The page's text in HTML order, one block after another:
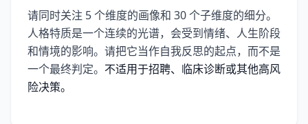
请同时关注 5 个维度的画像和 30 个子维度的细分。
人格特质是一个连续的光谱，会受到情绪、人生阶段
和情境的影响。请把它当作自我反思的起点，而不是
一个最终判定。 不适用于招聘、临床诊断或其他高风
险决策。